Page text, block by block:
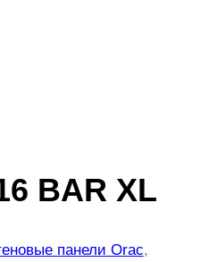
BAR XL
панели Orac